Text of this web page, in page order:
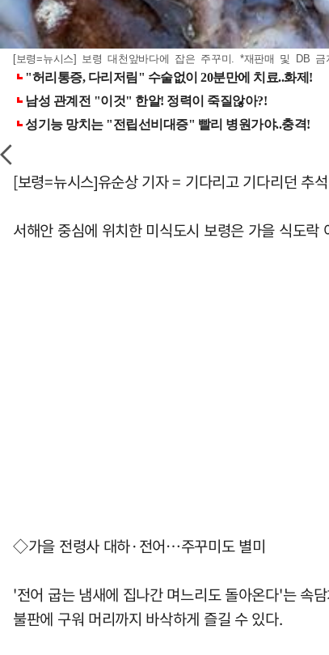
[보령=뉴시스] 보령 대천앞바다에 잡은 주꾸미. *재판매 및 DB 금
[보령=뉴시스]유순상 기자 = 기다리고 기다리던 추
서해안 중심에 위치한 미식도시 보령은 가을 식도락
◇가을 전령사 대하·전어…주꾸미도 별미
'전어 굽는 냄새에 집나간 며느리도 돌아온다'는 속
불판에 구워 머리까지 바삭하게 즐길 수 있다.